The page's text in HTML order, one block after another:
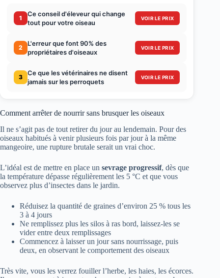
1
Ce conseil d'éleveur qui change
tout pour votre oiseau
VOIR LE PRIX
2
L'erreur que font 90% des
propriétaires d'oiseaux
VOIR LE PRIX
3
Ce que les vétérinaires ne disent
jamais sur les perroquets
VOIR LE PRIX
Comment arrêter de nourrir sans brusquer les oiseaux
Il ne s’agit pas de tout retirer du jour au lendemain. Pour des
oiseaux habitués à venir plusieurs fois par jour à la même
mangeoire, une rupture brutale serait un vrai choc.
L’idéal est de mettre en place un sevrage progressif, dès que
la température dépasse régulièrement les 5 °C et que vous
observez plus d’insectes dans le jardin.
Réduisez la quantité de graines d’environ 25 % tous les
3 à 4 jours
Ne remplissez plus les silos à ras bord, laissez-les se
vider entre deux remplissages
Commencez à laisser un jour sans nourrissage, puis
deux, en observant le comportement des oiseaux
Très vite, vous les verrez fouiller l’herbe, les haies, les écorces.